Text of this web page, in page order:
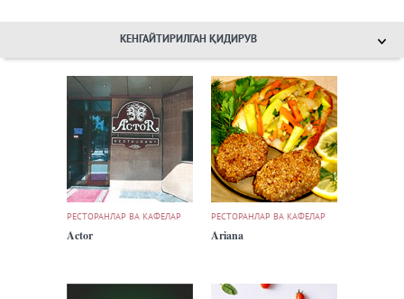
КЕНГАЙТИРИЛГАН ҚИДИРУВ
РЕСТОРАНЛАР ВА КАФЕЛАР
Actor
РЕСТОРАНЛАР ВА КАФЕЛАР
Ariana